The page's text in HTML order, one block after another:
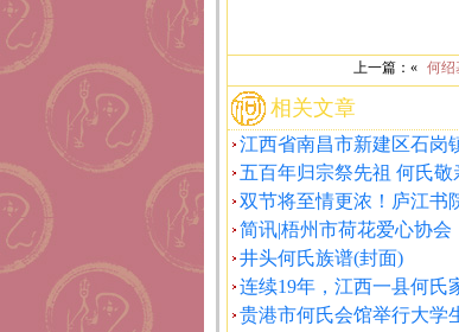
上一篇：« 何绍
相关文章
江西省南昌市新建区石岗
五百年归宗祭先祖 何氏敬
双节将至情更浓！庐江书
简讯|梧州市荷花爱心协会
井头何氏族谱(封面)
连续19年，江西一县何氏
贵港市何氏会馆举行大学